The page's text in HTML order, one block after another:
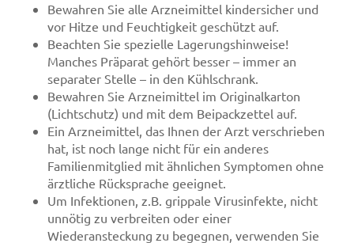
Bewahren Sie alle Arzneimittel kindersicher und
vor Hitze und Feuchtigkeit geschützt auf.
Beachten Sie spezielle Lagerungshinweise!
Manches Präparat gehört besser – immer an
separater Stelle – in den Kühlschrank.
Bewahren Sie Arzneimittel im Originalkarton
(Lichtschutz) und mit dem Beipackzettel auf.
Ein Arzneimittel, das Ihnen der Arzt verschrieben
hat, ist noch lange nicht für ein anderes
Familienmitglied mit ähnlichen Symptomen ohne
ärztliche Rücksprache geeignet.
Um Infektionen, z.B. grippale Virusinfekte, nicht
unnötig zu verbreiten oder einer
Wiederansteckung zu begegnen, verwenden Sie